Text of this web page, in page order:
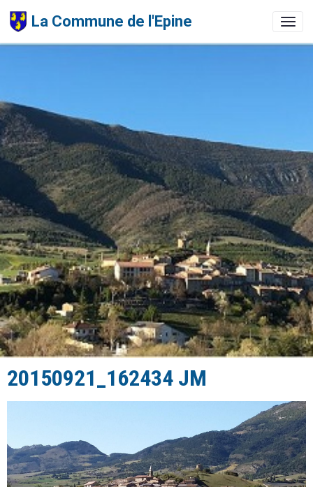
La Commune de l'Epine
20150921_162434 JM